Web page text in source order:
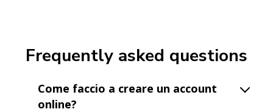
Frequently asked questions
Come faccio a creare un account
online?